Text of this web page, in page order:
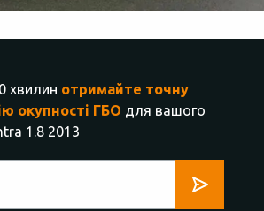
хвилин отримайте точну
окупності ГБО для вашого
1.8 2013